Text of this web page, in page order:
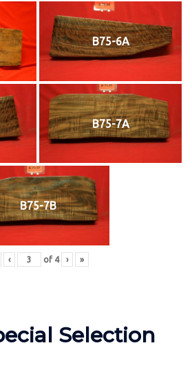
B75-6A
B75-7A
B75-7B
‹ of 4 › »
Selection